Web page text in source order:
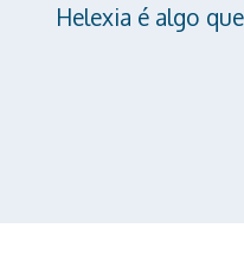
Helexia é algo